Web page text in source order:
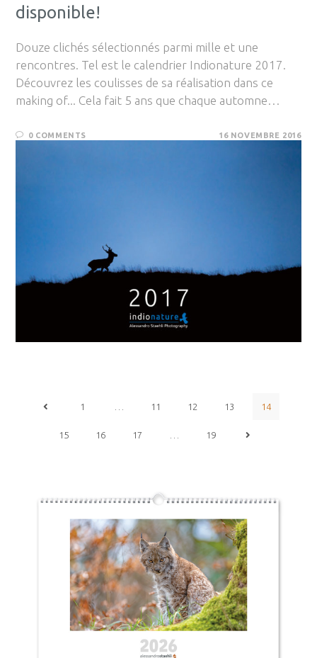
disponible!
Douze clichés sélectionnés parmi mille et une
rencontres. Tel est le calendrier Indionature 2017.
Découvrez les coulisses de sa réalisation dans ce
making of... Cela fait 5 ans que chaque automne…
0 COMMENTS 16 NOVEMBRE 2016
1 11 12 13 14
15 16 17 19